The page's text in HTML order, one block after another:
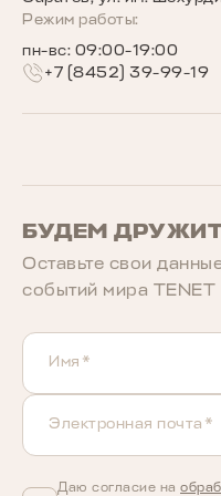
Беговое сообщество
БУДЕМ
Оставьте свои
событий мира TENET
Имя*
Электронная почта*
Даю согласие на
Режим работы:
пн-вс: 09:00-19:00
+7 (8452) 39-99-19